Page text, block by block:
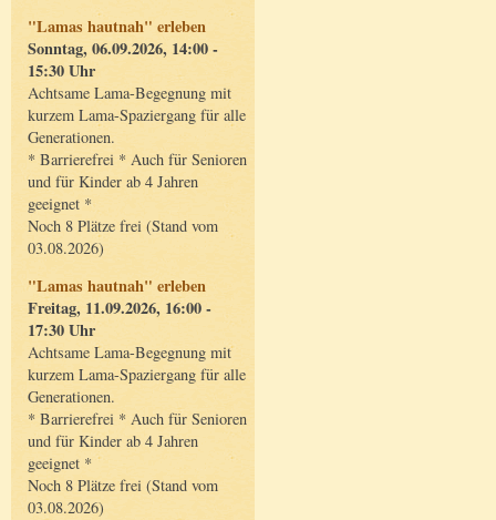
"Lamas hautnah" erleben
Sonntag, 06.09.2026, 14:00 -
15:30 Uhr
Achtsame Lama-Begegnung mit
kurzem Lama-Spaziergang für alle
Generationen.
* Barrierefrei * Auch für Senioren
und für Kinder ab 4 Jahren
geeignet *
Noch 8 Plätze frei (Stand vom
03.08.2026)
"Lamas hautnah" erleben
Freitag, 11.09.2026, 16:00 -
17:30 Uhr
Achtsame Lama-Begegnung mit
kurzem Lama-Spaziergang für alle
Generationen.
* Barrierefrei * Auch für Senioren
und für Kinder ab 4 Jahren
geeignet *
Noch 8 Plätze frei (Stand vom
03.08.2026)